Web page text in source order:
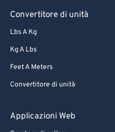
Convertitore di unità
Lbs A Kg
Kg A Lbs
Feet A Meters
Convertitore di unità
Applicazioni Web